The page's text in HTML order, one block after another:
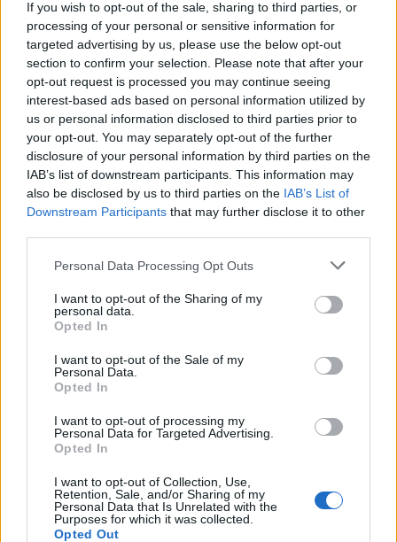
If you wish to opt-out of the sale, sharing to third parties, or
processing of your personal or sensitive information for
targeted advertising by us, please use the below opt-out
section to confirm your selection. Please note that after your
opt-out request is processed you may continue seeing
interest-based ads based on personal information utilized by
us or personal information disclosed to third parties prior to
your opt-out. You may separately opt-out of the further
disclosure of your personal information by third parties on the
IAB’s list of downstream participants. This information may
also be disclosed by us to third parties on the IAB’s List of
Downstream Participants that may further disclose it to other
Please note that this website/app uses one or more Google
not limited to your visit or usage behaviour. You may click to
grant or deny consent to Google and its third-party tags to
use your data for below specified purposes in below Google
consent section.
Personal Data Processing Opt Outs
I want to opt-out of the Sharing of my
personal data.
Opted In
I want to opt-out of the Sale of my
Personal Data.
Opted In
I want to opt-out of processing my
Personal Data for Targeted Advertising.
Opted In
I want to opt-out of Collection, Use,
Retention, Sale, and/or Sharing of my
Personal Data that Is Unrelated with the
Purposes for which it was collected.
Opted Out
souffrent d'une déficience auditive,
il y a environ 26 millions de personnes atteintes de
surdité congénitale,
Les patients plus jeunes sont également
concernés : jusqu'à 60 % des cas de surdité
infantile sont d'origine génétique.
injecté des copies fonctionnelles du
transgène
l'oreille interne à l'aide d'une opération spécialisée
s'améliorer dans les deux oreilles ; la perception de
également améliorées de manière significative. Fait
intéressant, deux enfants ont même commencé à
danser au son de la musique !